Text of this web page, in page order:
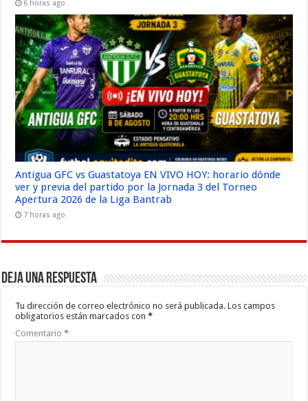
6 horas ago
Antigua GFC vs Guastatoya EN VIVO HOY: horario dónde
ver y previa del partido por la Jornada 3 del Torneo
Apertura 2026 de la Liga Bantrab
7 horas ago
Deja una respuesta
Tu dirección de correo electrónico no será publicada. Los campos
obligatorios están marcados con*
Comentario*